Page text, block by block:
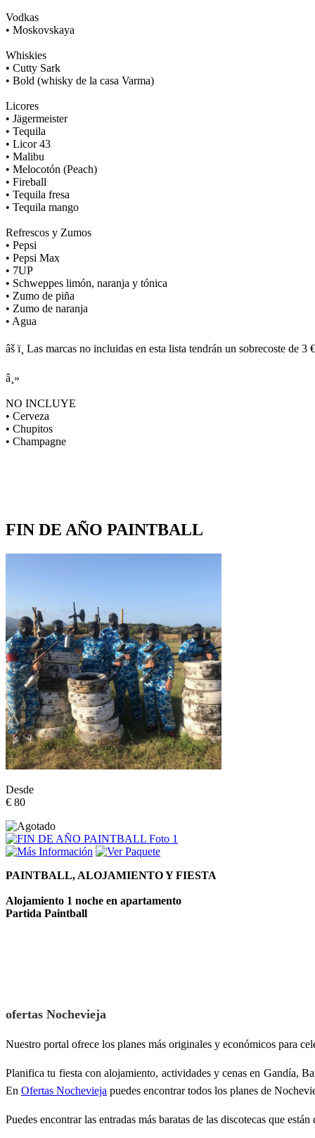
Vodkas
• Moskovskaya
Whiskies
• Cutty Sark
• Bold (whisky de la casa Varma)
Licores
• Jägermeister
• Tequila
• Licor 43
• Malibu
• Melocotón (Peach)
• Fireball
• Tequila fresa
• Tequila mango
Refrescos y Zumos
• Pepsi
• Pepsi Max
• 7UP
• Schweppes limón, naranja y tónica
• Zumo de piña
• Zumo de naranja
• Agua
âš ï¸ Las marcas no incluidas en esta lista tendrán un sobrecoste de 3
â¸»
NO INCLUYE
• Cerveza
• Chupitos
• Champagne
FIN DE AÑO PAINTBALL
Desde
€ 80
PAINTBALL, ALOJAMIENTO Y FIESTA
Alojamiento 1 noche en apartamento
Partida Paintball
ofertas Nochevieja
Nuestro portal ofrece los planes más originales y económicos para
Planifica tu fiesta con alojamiento, actividades y cenas en Gandía,
En Ofertas Nochevieja puedes encontrar todos los planes de
Puedes encontrar las entradas más baratas de las discotecas que